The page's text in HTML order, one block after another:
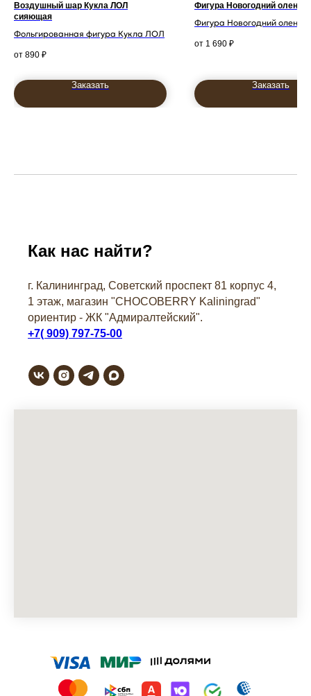
Воздушный шар Кукла ЛОЛ
сияющая
Фольгированная фигура Кукла ЛОЛ
890 ₽
Заказать
Фигура Новогодний олень
Фигура Новогодний олень
1 690 ₽
Заказать
Как нас найти?
г. Калининград, Советский проспект 81 корпус 4,
1 этаж, магазин "СHOCOBERRY Kaliningrad"
ориентир - ЖК "Адмиралтейский".
+7( 909) 797-75-00